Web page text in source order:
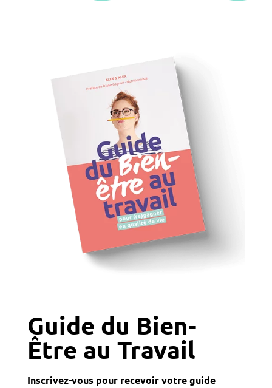
Guide du Bien-
Être au Travail
Inscrivez-vous pour recevoir votre guide